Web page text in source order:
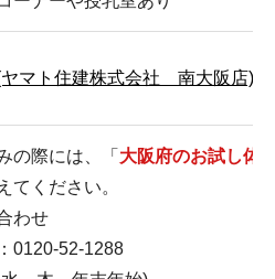
マト住建株式会社 南大阪店)
の際には、「 大阪府のお試し体
てください。
わせ
0120-52-1288